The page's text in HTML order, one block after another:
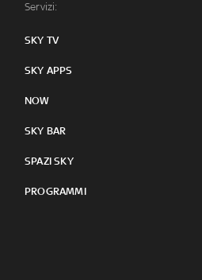
Servizi:
SKY TV
SKY APPS
NOW
SKY BAR
SPAZI SKY
PROGRAMMI